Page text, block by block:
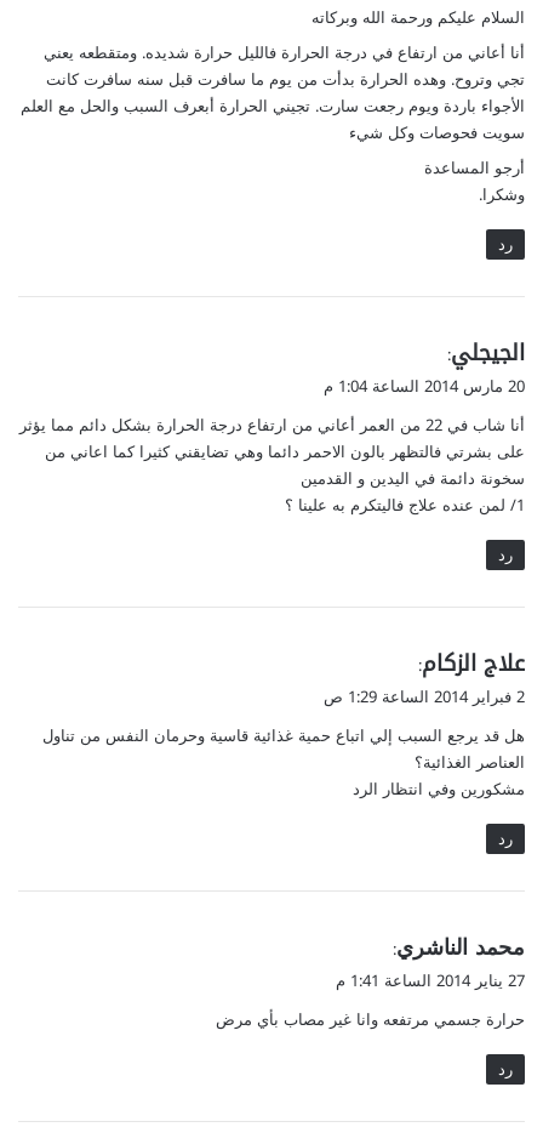
ل
السلام عليكم ورحمة الله وبركاته
أنا أعاني من ارتفاع في درجة الحرارة فالليل حرارة شديده. ومتقطعه يعني
تجي وتروح. وهده الحرارة بدأت من يوم ما سافرت قبل سنه سافرت كانت
الأجواء باردة ويوم رجعت سارت. تجيني الحرارة أبعرف السبب والحل مع العلم
سويت فحوصات وكل شيء
أرجو المساعدة
وشكرا.
رد
ي
ق
ل
الجيجلي:
20 مارس 2014 الساعة 1:04 م
أنا شاب في 22 من العمر أعاني من ارتفاع درجة الحرارة بشكل دائم مما يؤثر
على بشرتي فالتظهر بالون الاحمر دائما وهي تضايقني كثيرا كما اعاني من
سخونة دائمة في اليدين و القدمين
1/ لمن عنده علاج فاليتكرم به علينا ؟
رد
ي
ق
ل
علاج الزكام:
2 فبراير 2014 الساعة 1:29 ص
هل قد يرجع السبب إلي اتباع حمية غذائية قاسية وحرمان النفس من تناول
العناصر الغذائية؟
مشكورين وفي انتظار الرد
رد
ي
ق
ل
ﻣﺤﻤﺪ ﺍﻟﻨﺎﺷﺮﻱ:
27 يناير 2014 الساعة 1:41 م
ﺣﺮﺍﺭﺓ ﺟﺴﻤﻲ ﻣﺮﺗﻔﻌﻪ ﻭﺍﻧﺎ ﻏﻴﺮ ﻣﺼﺎﺏ ﺑﺄﻱ ﻣﺮﺽ
رد